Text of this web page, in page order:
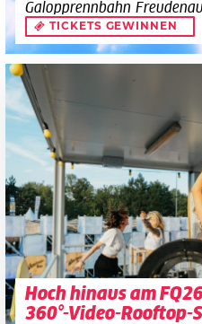
Galopprennbahn
TICKETS GEWINNEN
Hoch hinaus am
360°-Video-Rooftop-